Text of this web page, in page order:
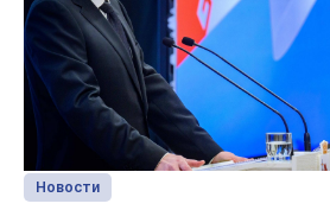
Новости